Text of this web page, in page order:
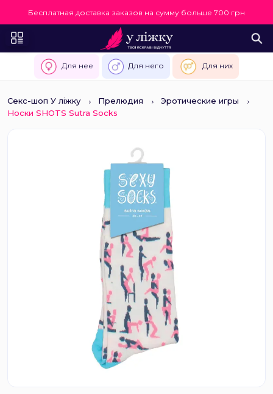
Бесплатная доставка заказов на сумму больше 700 грн
Для нее Для него Для них
Секс-шоп У ліжку Прелюдия
Эротические игры
Носки SHOTS Sutra Socks